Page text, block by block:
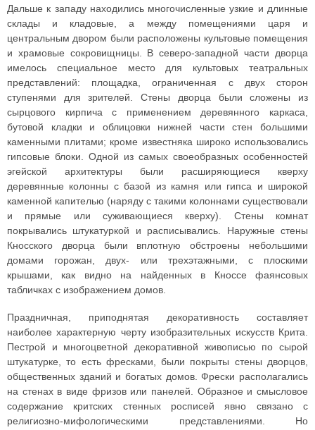
Дальше к западу находились многочисленные узкие и длинные
склады и кладовые, а между помещениями царя и
центральным двором были расположены культовые помещения
и храмовые сокровищницы. В северо-западной части дворца
имелось специальное место для культовых театральных
представлений: площадка, ограниченная с двух сторон
ступенями для зрителей. Стены дворца были сложены из
сырцового кирпича с применением деревянного каркаса,
бутовой кладки и облицовки нижней части стен большими
каменными плитами; кроме известняка широко использовались
гипсовые блоки. Одной из самых своеобразных особенностей
эгейской архитектуры были расширяющиеся кверху
деревянные колонны с базой из камня или гипса и широкой
каменной капителью (наряду с такими колоннами существовали
и прямые или суживающиеся кверху). Стены комнат
покрывались штукатуркой и расписывались. Наружные стены
Кносского дворца были вплотную обстроены небольшими
домами горожан, двух- или трехэтажными, с плоскими
крышами, как видно на найденных в Кноссе фаянсовых
табличках с изображением домов.
Праздничная, приподнятая декоративность составляет
наиболее характерную черту изобразительных искусств Крита.
Пестрой и многоцветной декоративной живописью по сырой
штукатурке, то есть фресками, были покрыты стены дворцов,
общественных зданий и богатых домов. Фрески располагались
на стенах в виде фризов или панелей. Образное и смысловое
содержание критских стенных росписей явно связано с
религиозно-мифологическими представлениями. Но